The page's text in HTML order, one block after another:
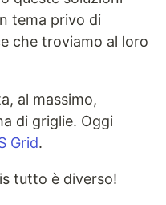
tema privo di
che troviamo al loro
al massimo,
di griglie. Oggi
Grid.
tutto è diverso!